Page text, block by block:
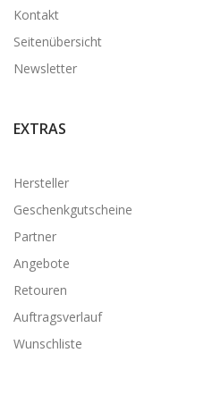
Kontakt
Seitenübersicht
Newsletter
EXTRAS
Hersteller
Geschenkgutscheine
Partner
Angebote
Retouren
Auftragsverlauf
Wunschliste